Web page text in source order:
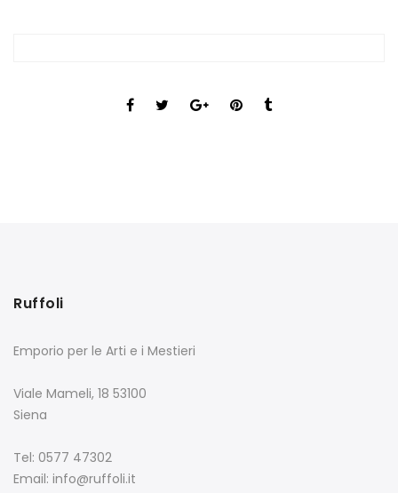
Ruffoli
Emporio per le Arti e i Mestieri
Viale Mameli, 18 53100
Siena
Tel: 0577 47302
Email: info@ruffoli.it